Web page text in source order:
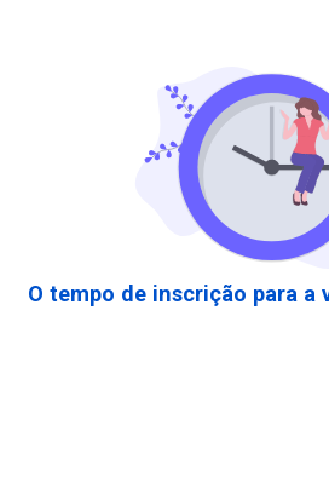
O tempo de inscrição para a